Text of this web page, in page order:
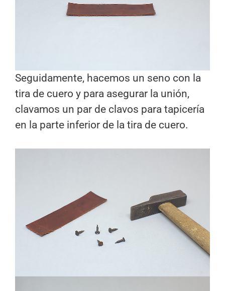
Seguidamente, hacemos un seno con la
tira de cuero y para asegurar la unión,
clavamos un par de clavos para tapicería
en la parte inferior de la tira de cuero.